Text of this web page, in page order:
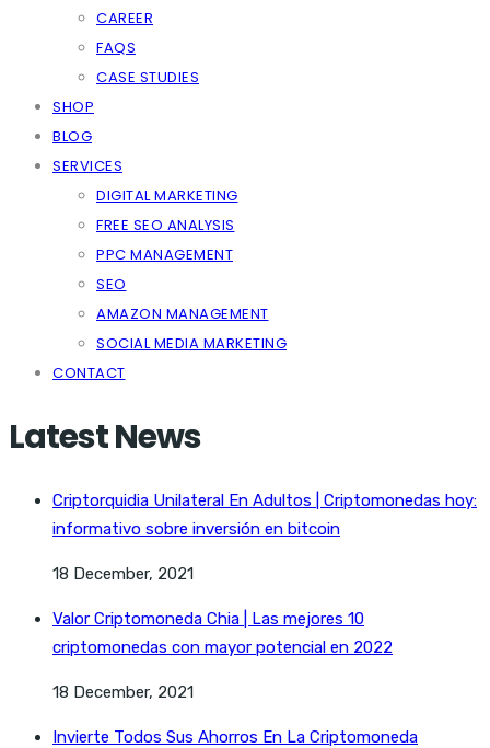
CAREER
FAQS
CASE STUDIES
SHOP
BLOG
SERVICES
DIGITAL MARKETING
FREE SEO ANALYSIS
PPC MANAGEMENT
SEO
AMAZON MANAGEMENT
SOCIAL MEDIA MARKETING
CONTACT
Latest News
Criptorquidia Unilateral En Adultos | Criptomonedas hoy:
informativo sobre inversión en bitcoin
18 December, 2021
Valor Criptomoneda Chia | Las mejores 10
criptomonedas con mayor potencial en 2022
18 December, 2021
Invierte Todos Sus Ahorros En La Criptomoneda